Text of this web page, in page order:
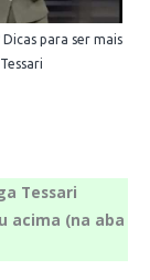
para ser mais
Tessari
acima (na aba